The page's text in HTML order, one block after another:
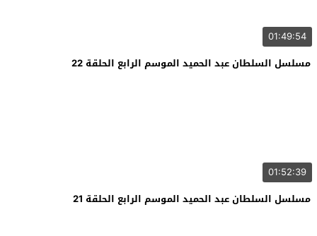
01:49:54
مسلسل السلطان عبد الحميد الموسم الرابع الحلقة 22
01:52:39
مسلسل السلطان عبد الحميد الموسم الرابع الحلقة 21